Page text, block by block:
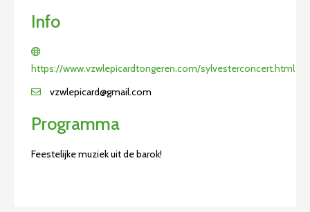
Info
https://www.vzwlepicardtongeren.com/sylvesterconcert.html
vzwlepicard@gmail.com
Programma
Feestelijke muziek uit de barok!